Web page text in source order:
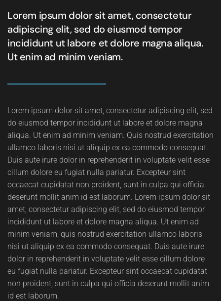
Lorem ipsum dolor sit amet, consectetur
adipiscing elit, sed do eiusmod tempor
incididunt ut labore et dolore magna aliqua.
Ut enim ad minim veniam.
Lorem ipsum dolor sit amet, consectetur adipiscing elit, sed
do eiusmod tempor incididunt ut labore et dolore magna
aliqua. Ut enim ad minim veniam. Quis nostrud exercitation
ullamco laboris nisi ut aliquip ex ea commodo consequat.
Duis aute irure dolor in reprehenderit in voluptate velit esse
cillum dolore eu fugiat nulla pariatur. Excepteur sint
occaecat cupidatat non proident, sunt in culpa qui officia
deserunt mollit anim id est laborum. Lorem ipsum dolor sit
amet, consectetur adipiscing elit, sed do eiusmod tempor
incididunt ut labore et dolore magna aliqua. Ut enim ad
minim veniam, quis nostrud exercitation ullamco laboris
nisi ut aliquip ex ea commodo consequat. Duis aute irure
dolor in reprehenderit in voluptate velit esse cillum dolore
eu fugiat nulla pariatur. Excepteur sint occaecat cupidatat
non proident, sunt in culpa qui officia deserunt mollit anim
id est laborum.